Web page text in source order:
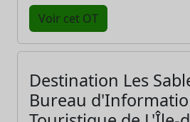
Voir cet OT
Destination Les
Bureau